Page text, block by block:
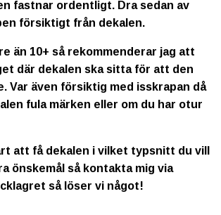
fastnar ordentligt. Dra sedan av
försiktigt från dekalen.
än 10+ så rekommenderar jag att
där dekalen ska sitta för att den
Var även försiktig med isskrapan då
fula märken eller om du har otur
att få dekalen i vilket typsnitt du vill
önskemål så kontakta mig via
så löser vi något!